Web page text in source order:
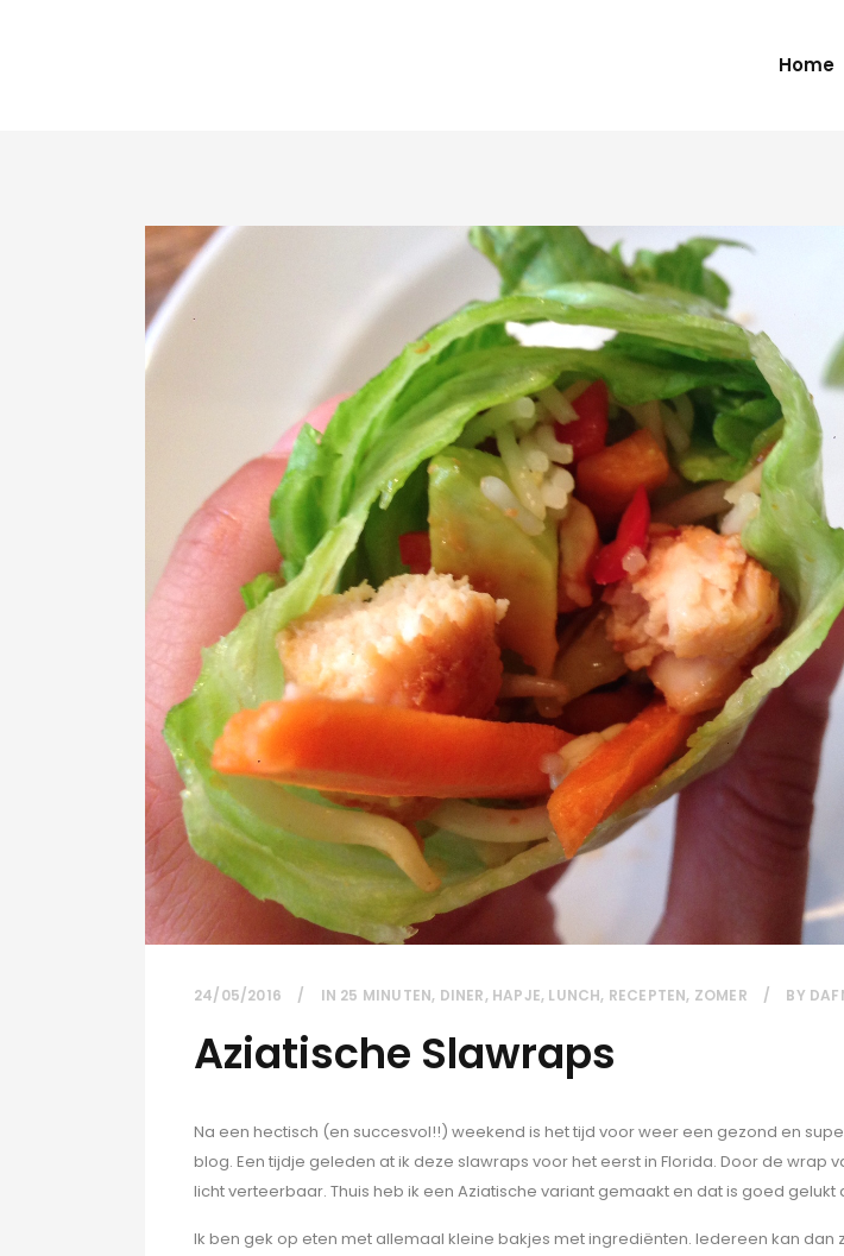
Home
24/05/2016 IN 25 MINUTEN, DINER, HAPJE, LUNCH, RECEPTEN, ZOMER BY
Aziatische Slawraps
Na een hectisch (en succesvol!!) weekend is het tijd voor weer een gezond en
blog. Een tijdje geleden at ik deze slawraps voor het eerst in Florida. Door de wrap
licht verteerbaar. Thuis heb ik een Aziatische variant gemaakt en dat is goed gelukt
Ik ben gek op eten met allemaal kleine bakjes met ingrediënten. Iedereen kan dan